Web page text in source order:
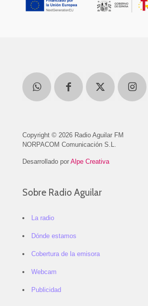
Copyright © 2026 Radio Aguilar FM
NORPACOM Comunicación S.L.
Desarrollado por Alpe Creativa
Sobre Radio Aguilar
La radio
Dónde estamos
Cobertura de la emisora
Webcam
Publicidad